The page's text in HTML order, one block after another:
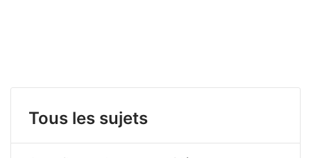
Tous les sujets